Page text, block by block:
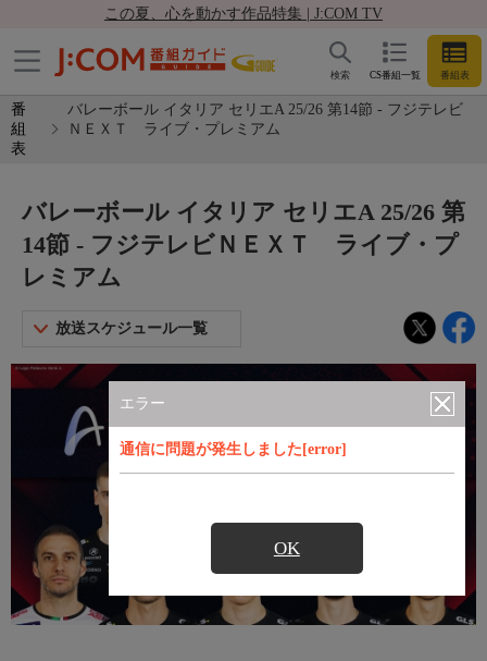
この夏、心を動かす作品特集 | J:COM TV
CS番組一覧 番組表
検索
番
組
表
バレーボール イタリア セリエA 25/26 第14節 - フジテレビ
ＮＥＸＴ ライブ・プレミアム
エラー
通信に問題が発生しました[error]
OK
バレーボール イタリア セリエA 25/26 第
14節 - フジテレビＮＥＸＴ ライブ・プ
レミアム
放送スケジュール一覧